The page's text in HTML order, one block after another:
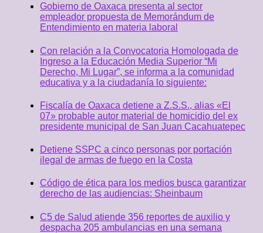
Gobierno de Oaxaca presenta al sector
empleador propuesta de Memorándum de
Entendimiento en materia laboral
Con relación a la Convocatoria Homologada de
Ingreso a la Educación Media Superior “Mi
Derecho, Mi Lugar”, se informa a la comunidad
educativa y a la ciudadanía lo siguiente:
Fiscalía de Oaxaca detiene a Z.S.S., alias «El
07» probable autor material de homicidio del ex
presidente municipal de San Juan Cacahuatepec
Detiene SSPC a cinco personas por portación
ilegal de armas de fuego en la Costa
Código de ética para los medios busca garantizar
derecho de las audiencias: Sheinbaum
C5 de Salud atiende 356 reportes de auxilio y
despacha 205 ambulancias en una semana